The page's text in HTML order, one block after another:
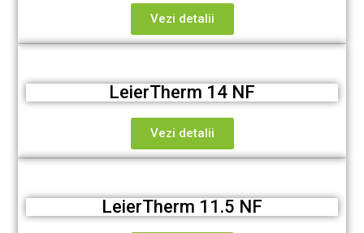
Vezi detalii
LeierTherm 14 NF
Vezi detalii
LeierTherm 11.5 NF